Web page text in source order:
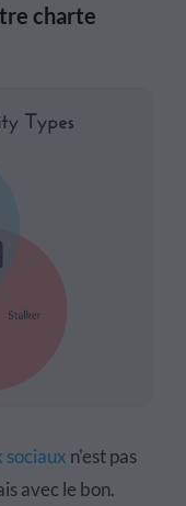
charte
sociaux n'est pas
avec le bon.